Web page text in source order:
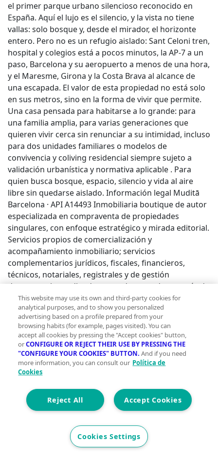
el primer parque urbano silencioso reconocido en
España. Aquí el lujo es el silencio, y la vista no tiene
vallas: solo bosque y, desde el mirador, el horizonte
entero. Pero no es un refugio aislado: Sant Celoni tren,
hospital y colegios está a pocos minutos, la AP-7 a un
paso, Barcelona y su aeropuerto a menos de una hora,
y el Maresme, Girona y la Costa Brava al alcance de
una escapada. El valor de esta propiedad no está solo
en sus metros, sino en la forma de vivir que permite.
Una casa pensada para habitarse a lo grande: para
una familia amplia, para varias generaciones que
quieren vivir cerca sin renunciar a su intimidad, incluso
para dos unidades familiares o modelos de
convivencia y coliving residencial siempre sujeto a
validación urbanística y normativa aplicable . Para
quien busca bosque, espacio, silencio y vida al aire
libre sin quedarse aislado. Información legal Muditā
Barcelona · API A14493 Inmobiliaria boutique de autor
especializada en compraventa de propiedades
singulares, con enfoque estratégico y mirada editorial.
Servicios propios de comercialización y
acompañamiento inmobiliario; servicios
complementarios jurídicos, fiscales, financieros,
técnicos, notariales, registrales y de gestión
documental coordinados, cuando proceda, a través de
colaboradores especializados. Tipo: segunda mano ·
Estado: buen estado Superficie: 763,78 m construidos
en total (639,08 m entre vivienda principal, marquesina
y anexo; squash 77 m y piscina 47,70 m ); 516,52 m
útiles de vivienda Calificación urbanística: Clave Zona 7
PEPM Boscos del Montnegre, uso residencial Cédula:
ref. CHB046613XX001 · CEE: consumo E / emisiones E,
notaría, registro y gestoría no incluidos, a cargo del
comprador Gran tenedor: no Información sujeta a
verificación documental, registral, catastral y
urbanística.Número API: A14493, número registro: ;
This website may use its own and third-party cookies for
analytical purposes, and to show you personalized
advertising based on a profile prepared from your
browsing habits (for example, pages visited). You can
accept all cookies by pressing the "Accept cookies" button,
orCONFIGURE OR REJECT THEIR USE BY PRESSING THE
"CONFIGURE YOUR COOKIES" BUTTON. And if you need
more information, you can consult our Política de
Cookies
Accept Cookies
Reject All
Cookies Settings